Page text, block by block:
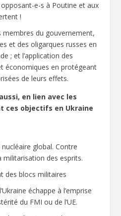
e-s à Poutine et aux
!
membres du gouvernement,
et des oligarques russes en
; et l’application des
économiques en protégeant
de leurs effets.
en lien avec les
ces objectifs en Ukraine
global. Contre
militarisation des esprits.
des blocs militaires
échappe à l’emprise
du FMI ou de l’UE.